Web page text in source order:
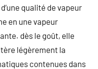
qualité de vapeur
en une vapeur
dès le goût, elle
légèrement la
contenues dans